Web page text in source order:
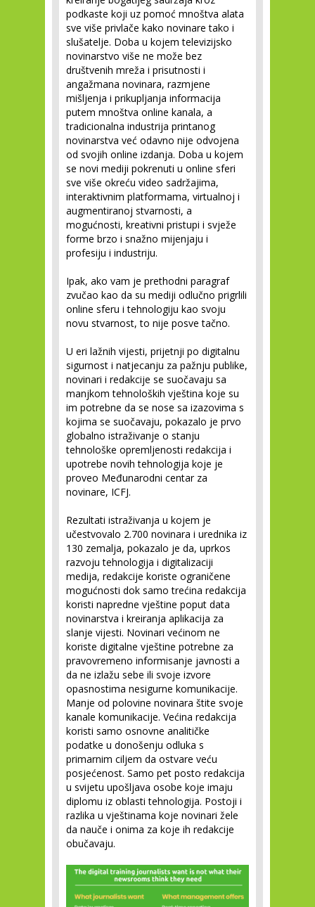
podkaste koji uz pomoć mnoštva alata
sve više privlače kako novinare tako i
slušatelje. Doba u kojem televizijsko
novinarstvo više ne može bez
društvenih mreža i prisutnosti i
angažmana novinara, razmjene
mišljenja i prikupljanja informacija
putem mnoštva online kanala, a
tradicionalna industrija printanog
novinarstva već odavno nije odvojena
od svojih online izdanja. Doba u kojem
se novi mediji pokrenuti u online sferi
sve više okreću video sadržajima,
interaktivnim platformama, virtualnoj i
augmentiranoj stvarnosti, a
mogućnosti, kreativni pristupi i svježe
forme brzo i snažno mijenjaju i
profesiju i industriju.
Ipak, ako vam je prethodni paragraf
zvučao kao da su mediji odlučno prigrlili
online sferu i tehnologiju kao svoju
novu stvarnost, to nije posve tačno.
U eri lažnih vijesti, prijetnji po digitalnu
sigurnost i natjecanju za pažnju publike,
novinari i redakcije se suočavaju sa
manjkom tehnoloških vještina koje su
im potrebne da se nose sa izazovima s
kojima se suočavaju, pokazalo je prvo
globalno istraživanje o stanju
tehnološke opremljenosti redakcija i
upotrebe novih tehnologija koje je
proveo Međunarodni centar za
novinare, ICFJ.
Rezultati istraživanja u kojem je
učestvovalo 2.700 novinara i urednika iz
130 zemalja, pokazalo je da, uprkos
razvoju tehnologija i digitalizaciji
medija, redakcije koriste ograničene
mogućnosti dok samo trećina redakcija
koristi napredne vještine poput data
novinarstva i kreiranja aplikacija za
slanje vijesti. Novinari većinom ne
koriste digitalne vještine potrebne za
pravovremeno informisanje javnosti a
da ne izlažu sebe ili svoje izvore
opasnostima nesigurne komunikacije.
Manje od polovine novinara štite svoje
kanale komunikacije. Većina redakcija
koristi samo osnovne analitičke
podatke u donošenju odluka s
primarnim ciljem da ostvare veću
posjećenost. Samo pet posto redakcija
u svijetu upošljava osobe koje imaju
diplomu iz oblasti tehnologija. Postoji i
razlika u vještinama koje novinari žele
da nauče i onima za koje ih redakcije
obučavaju.